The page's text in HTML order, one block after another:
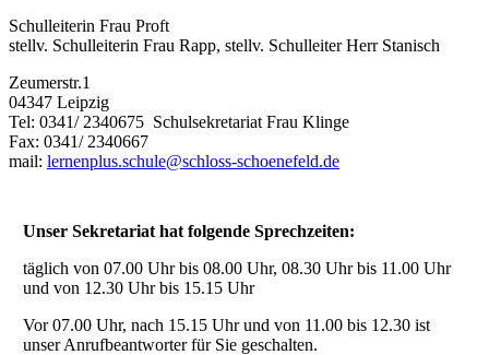
Schulleiterin Frau Proft
stellv. Schulleiterin Frau Rapp, stellv. Schulleiter Herr Stanisch
Zeumerstr.1
04347 Leipzig
Tel: 0341/ 2340675 Schulsekretariat Frau Klinge
Fax: 0341/ 2340667
mail: lernenplus.schule@schloss-schoenefeld.de
Unser Sekretariat hat folgende Sprechzeiten:
täglich von 07.00 Uhr bis 08.00 Uhr, 08.30 Uhr bis 11.00 Uhr
und von 12.30 Uhr bis 15.15 Uhr
Vor 07.00 Uhr, nach 15.15 Uhr und von 11.00 bis 12.30 ist
unser Anrufbeantworter für Sie geschalten.